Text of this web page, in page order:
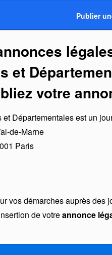
Publier
et
votre
Départementalesest un
de-Marne
Paris
vos démarches auprès des
de votreannonce